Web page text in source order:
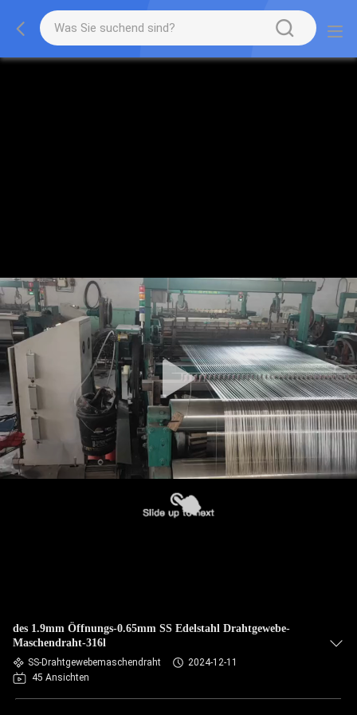
des 1.9mm Öffnungs-0.65mm SS Edelstahl Drahtgewebe-
Maschendraht-316l
SS-Drahtgewebemaschendraht
2024-12-11
45 Ansichten